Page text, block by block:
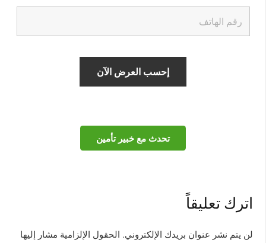
تحدث مع خبير تأمين
اترك تعليقاً
لن يتم نشر عنوان بريدك الإلكتروني. الحقول الإلزامية مشار إليها